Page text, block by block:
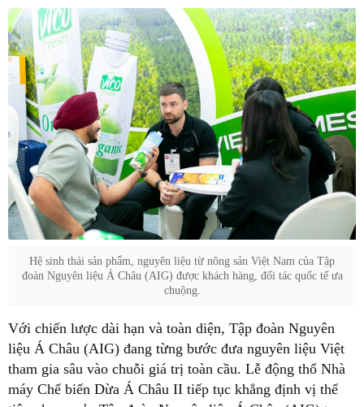
Hệ sinh thái sản phẩm, nguyên liệu từ nông sản Việt Nam của Tập
đoàn Nguyên liệu Á Châu (AIG) được khách hàng, đối tác quốc tế ưa
chuộng.
Với chiến lược dài hạn và toàn diện, Tập đoàn Nguyên
liệu Á Châu (AIG) đang từng bước đưa nguyên liệu Việt
tham gia sâu vào chuỗi giá trị toàn cầu. Lễ động thổ Nhà
máy Chế biến Dừa Á Châu II tiếp tục khẳng định vị thế